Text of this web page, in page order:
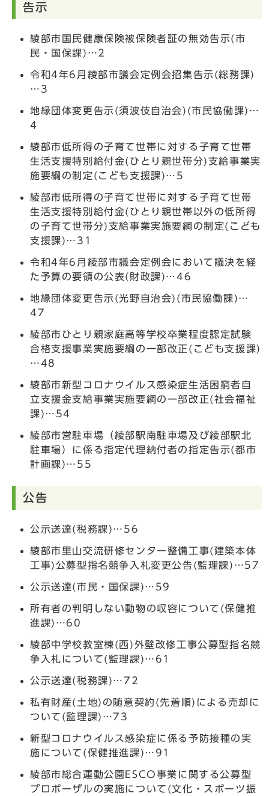
告示
綾部市国民健康保険被保険者証の無効告示(市
民・国保課)…2
令和4年6月綾部市議会定例会招集告示(総務課)
…3
地縁団体変更告示(須波伎自治会)(市民協働課)…
4
綾部市低所得の子育て世帯に対する子育て世帯
生活支援特別給付金(ひとり親世帯分)支給事業実
施要綱の制定(こども支援課)…5
綾部市低所得の子育て世帯に対する子育て世帯
生活支援特別給付金(ひとり親世帯以外の低所得
の子育て世帯分)支給事業実施要綱の制定(こども
支援課)…31
令和4年6月綾部市議会定例会において議決を経
た予算の要領の公表(財政課)…46
地縁団体変更告示(光野自治会)(市民協働課)…
47
綾部市ひとり親家庭高等学校卒業程度認定試験
合格支援事業実施要綱の一部改正(こども支援課)
…48
綾部市新型コロナウイルス感染症生活困窮者自
立支援金支給事業実施要綱の一部改正(社会福祉
課)…54
綾部市営駐車場（綾部駅南駐車場及び綾部駅北
駐車場）に係る指定代理納付者の指定告示(都市
計画課)…55
公告
公示送達(税務課)…56
綾部市里山交流研修センター整備工事(建築本体
工事)公募型指名競争入札変更公告(監理課)…57
公示送達(市民・国保課)…59
所有者の判明しない動物の収容について(保健推
進課)…60
綾部中学校教室棟(西)外壁改修工事公募型指名競
争入札について(監理課)…61
公示送達(税務課)…72
私有財産(土地)の随意契約(先着順)による売却に
ついて(監理課)…73
新型コロナウイルス感染症に係る予防接種の実
施について(保健推進課)…91
綾部市総合運動公園ESCO事業に関する公募型
プロポーザルの実施について(文化・スポーツ振